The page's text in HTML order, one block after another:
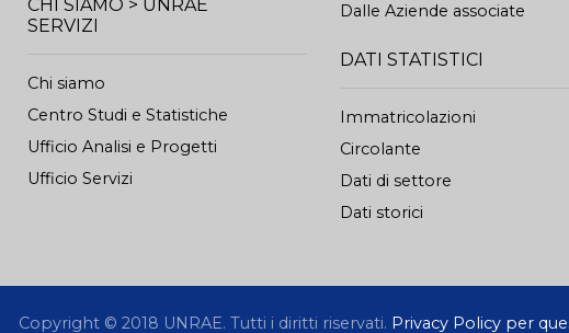
CHI SIAMO > UNRAE
SERVIZI
Chi siamo
Centro Studi e Statistiche
Ufficio Analisi e Progetti
Ufficio Servizi
Dalle Aziende associate
DATI STATISTICI
Immatricolazioni
Circolante
Dati di settore
Dati storici
Copyright © 2018 UNRAE. Tutti i diritti riservati. Privacy Policy per